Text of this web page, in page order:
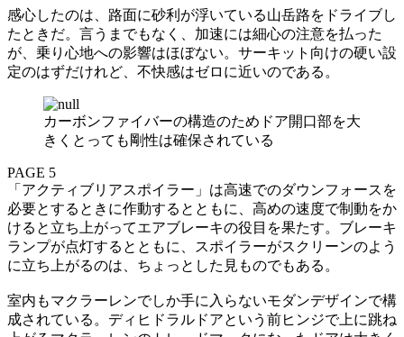
感心したのは、路面に砂利が浮いている山岳路をドライブし
たときだ。言うまでもなく、加速には細心の注意を払った
が、乗り心地への影響はほぼない。サーキット向けの硬い設
定のはずだけれど、不快感はゼロに近いのである。
カーボンファイバーの構造のためドア開口部を大
きくとっても剛性は確保されている
PAGE 5
「アクティブリアスポイラー」は高速でのダウンフォースを
必要とするときに作動するとともに、高めの速度で制動をか
けると立ち上がってエアブレーキの役目を果たす。ブレーキ
ランプが点灯するとともに、スポイラーがスクリーンのよう
に立ち上がるのは、ちょっとした見ものでもある。
室内もマクラーレンでしか手に入らないモダンデザインで構
成されている。ディヒドラルドアという前ヒンジで上に跳ね